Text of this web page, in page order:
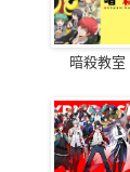
暗殺教室